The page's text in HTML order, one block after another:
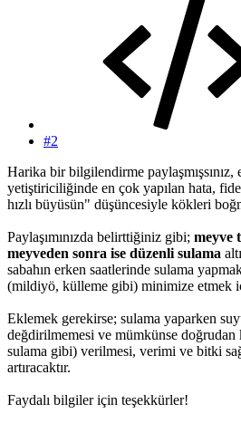
#2
Harika bir bilgilendirme paylaşmışsınız,
yetiştiriciliğinde en çok yapılan hata,
hızlı büyüsün" düşüncesiyle kökleri
Paylaşımınızda belirttiğiniz gibi; meyve
meyveden sonra ise düzenli sulama
sabahın erken saatlerinde sulama
(mildiyö, külleme gibi) minimize etmek
Eklemek gerekirse; sulama yaparken
değdirilmemesi ve mümkünse doğrudan
sulama gibi) verilmesi, verimi ve bitki
artıracaktır.
Faydalı bilgiler için teşekkürler!